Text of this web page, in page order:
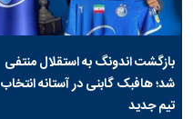
بازگشت اندونگ به استقلال منتفی
شد؛ هافبک گابنی در آستانه انتخاب
تیم جدید